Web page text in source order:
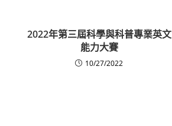
2022年第三屆科學與科普專業英文
能力大賽
10/27/2022